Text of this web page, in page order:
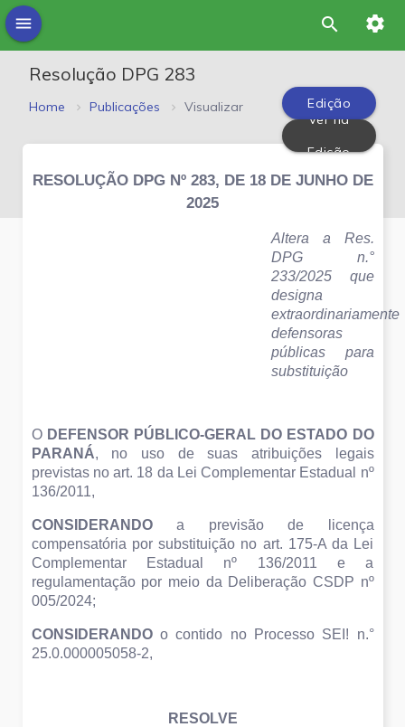
search settings
menu
Resolução DPG 283
Home Publicações Visualizar
Edição
Ver na
Edição
RESOLUÇÃO DPG Nº 283, DE 18 DE JUNHO DE
2025
Altera a Res.
DPG n.°
233/2025 que
designa
extraordinariamente
defensoras
públicas para
substituição
O DEFENSOR PÚBLICO-GERAL DO ESTADO DO
PARANÁ, no uso de suas atribuições legais
previstas no art. 18 da Lei Complementar Estadual nº
136/2011,
CONSIDERANDO a previsão de licença
compensatória por substituição no art. 175-A da Lei
Complementar Estadual nº 136/2011 e a
regulamentação por meio da Deliberação CSDP nº
005/2024;
CONSIDERANDO o contido no Processo SEI! n.°
25.0.000005058-2,
RESOLVE